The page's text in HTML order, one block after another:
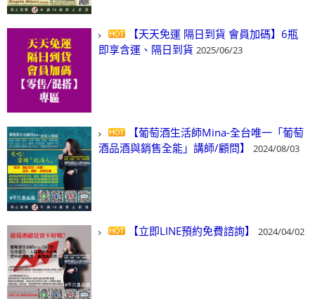
【天天免運 隔日到貨 會員加碼】6瓶
即享含運、隔日到貨 2025/06/23
【葡萄酒生活師Mina-全台唯一「葡萄
酒品酒與銷售全能」講師/顧問】
2024/08/03
【立即LINE預約免費諮詢】 2024/04/02